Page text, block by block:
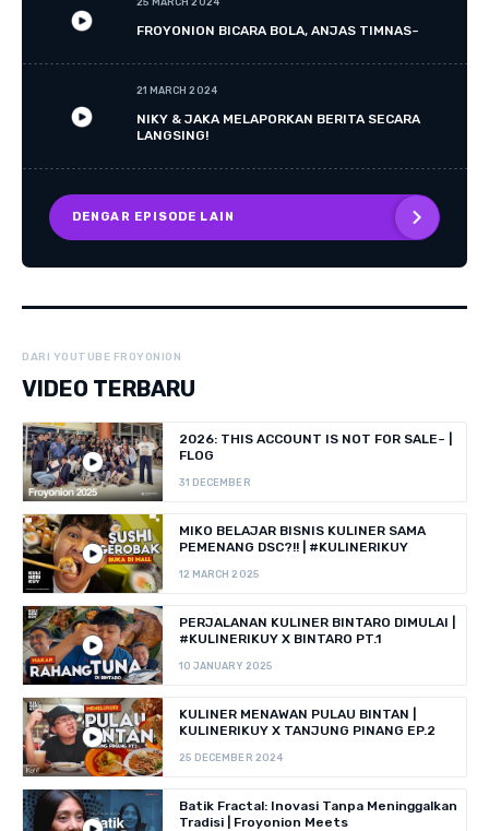
25 MARCH 2024
FROYONION BICARA BOLA, ANJAS TIMNAS~
21 MARCH 2024
NIKY & JAKA MELAPORKAN BERITA SECARA
LANGSING!
DENGAR EPISODE LAIN
DARI YOUTUBE FROYONION
VIDEO TERBARU
2026: THIS ACCOUNT IS NOT FOR SALE~ |
FLOG
31 DECEMBER
MIKO BELAJAR BISNIS KULINER SAMA
PEMENANG DSC?!! | #KULINERIKUY
12 MARCH 2025
PERJALANAN KULINER BINTARO DIMULAI |
#KULINERIKUY X BINTARO PT.1
10 JANUARY 2025
KULINER MENAWAN PULAU BINTAN |
KULINERIKUY X TANJUNG PINANG EP.2
25 DECEMBER 2024
Batik Fractal: Inovasi Tanpa Meninggalkan
Tradisi | Froyonion Meets